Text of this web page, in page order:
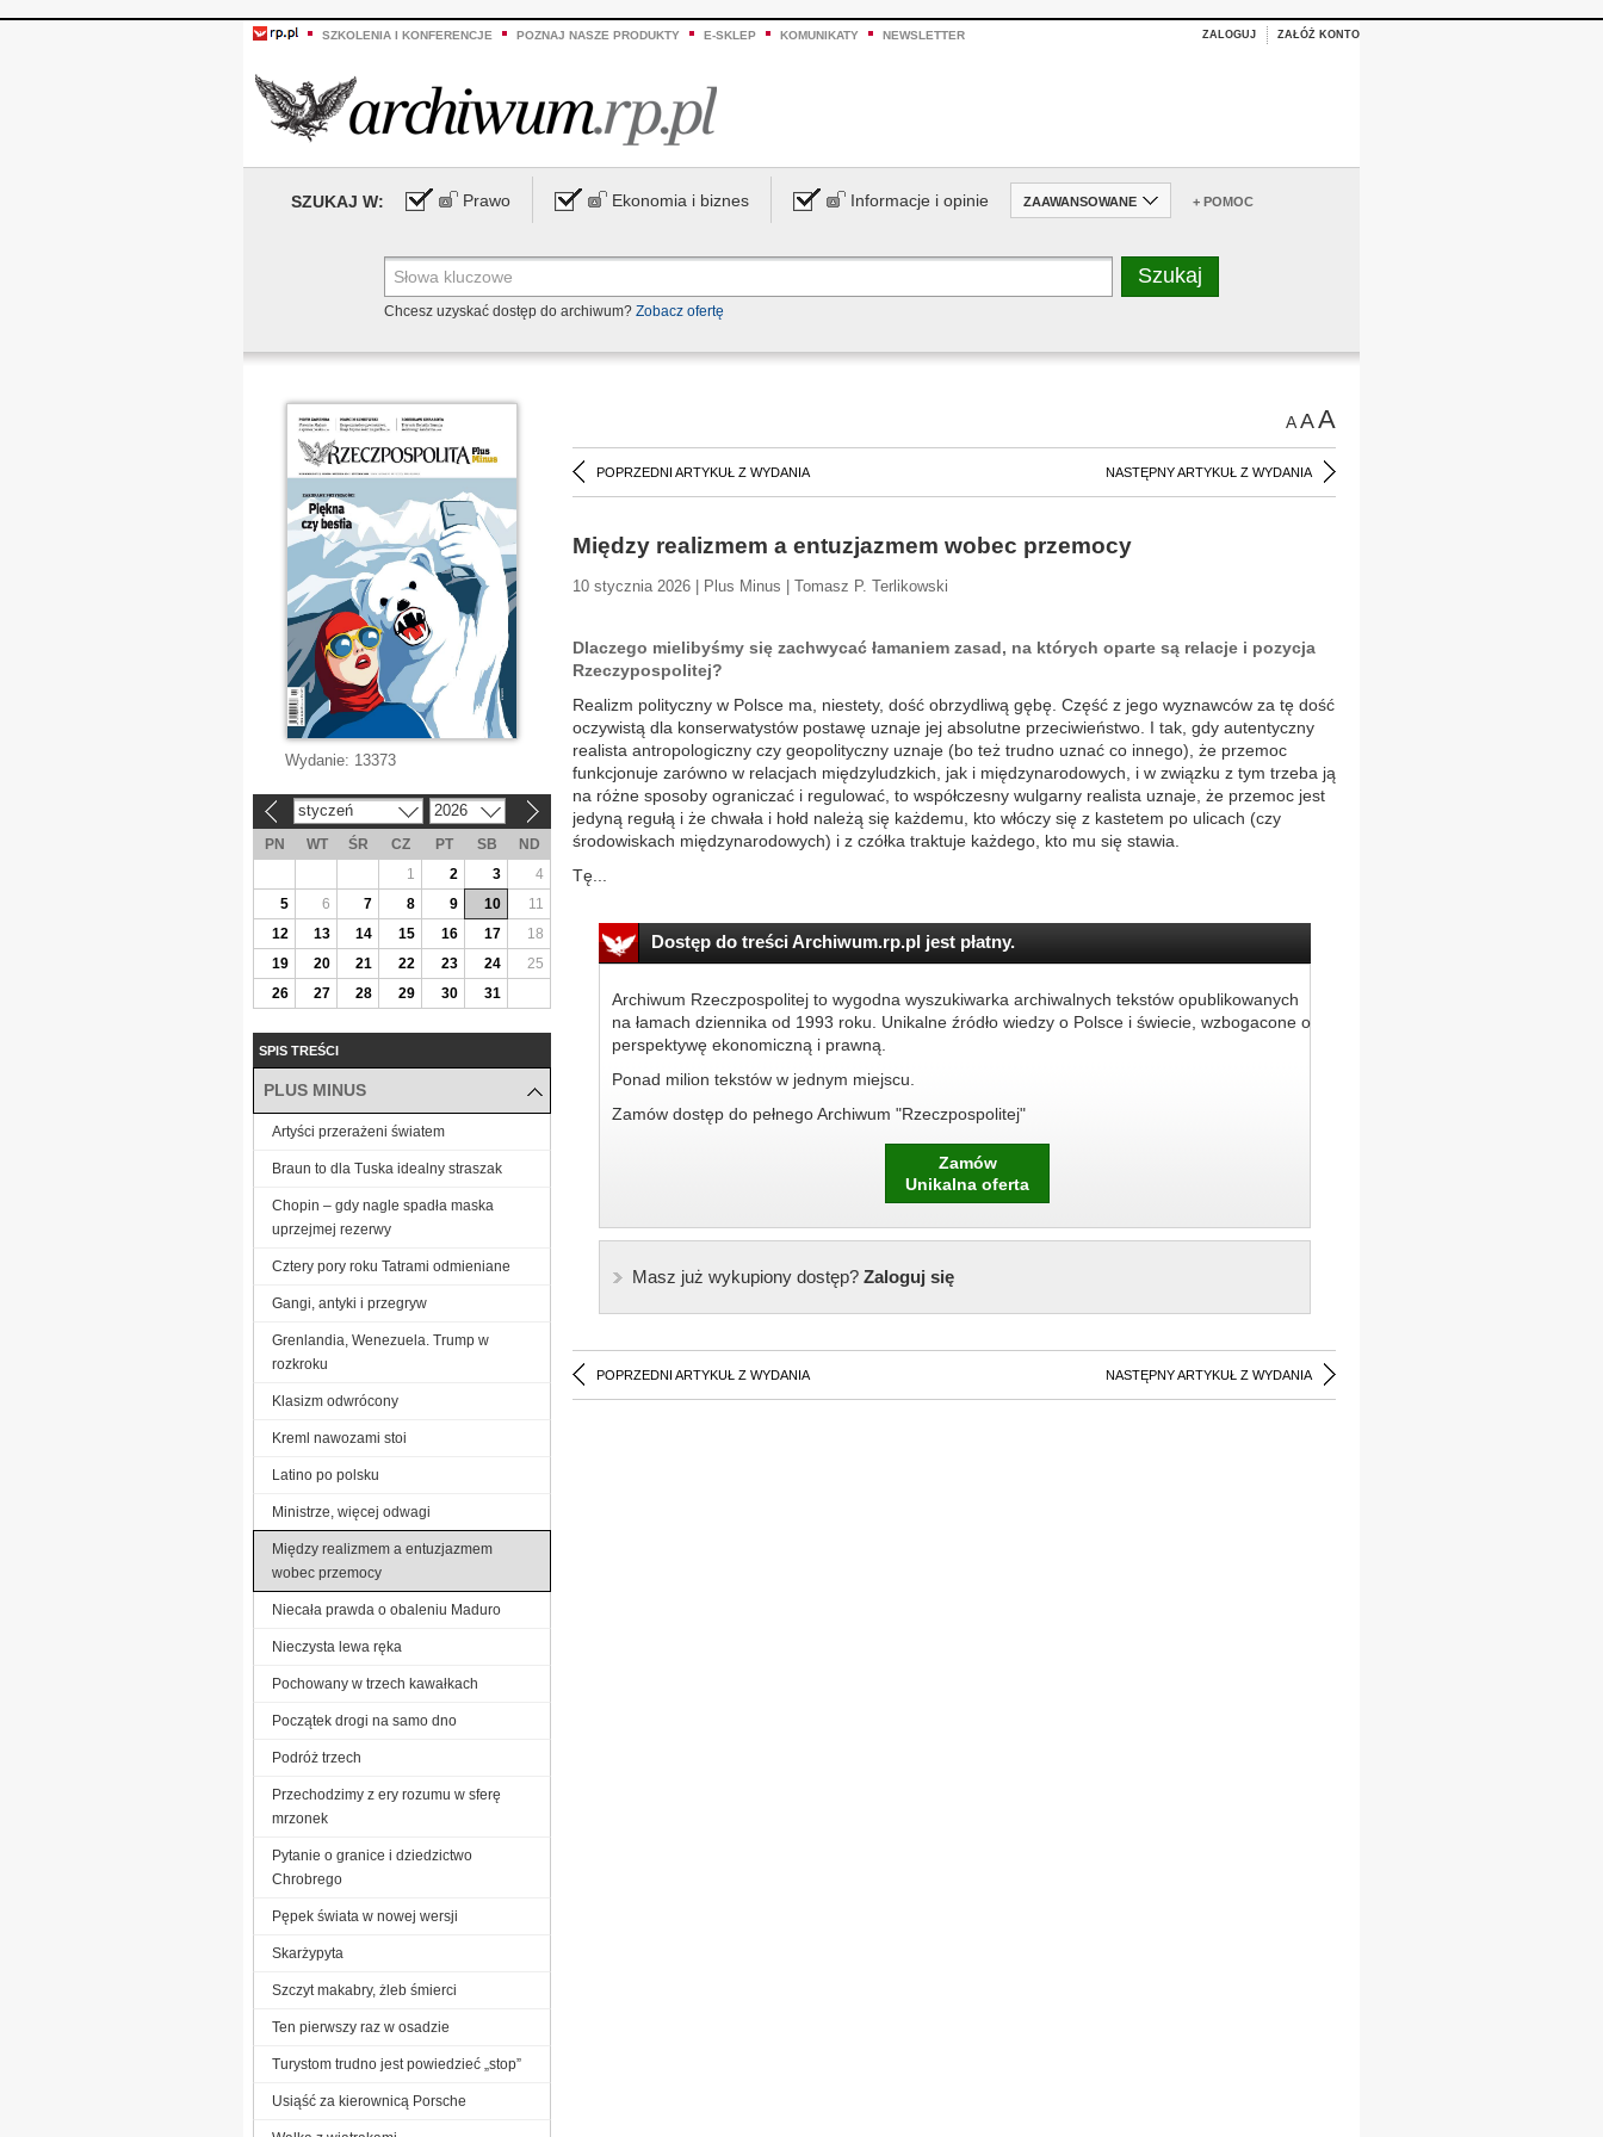
SZKOLENIA I KONFERENCJE POZNAJ NASZE PRODUKTY E-SKLEP KOMUNIKATY NEWSLETTER ZALOGUJ ZAŁÓŻ KONTO
SZUKAJ W: Prawo Ekonomia i biznes Informacje i opinie ZAAWANSOWANE + POMOC
Chcesz uzyskać dostęp do archiwum? Zobacz ofertę
AAA
POPRZEDNI ARTYKUŁ Z WYDANIA NASTĘPNY ARTYKUŁ Z WYDANIA
Między realizmem a entuzjazmem wobec przemocy
10 stycznia 2026 | Plus Minus | Tomasz P. Terlikowski
Dlaczego mielibyśmy się zachwycać łamaniem zasad, na których oparte są relacje i pozycja
Rzeczypospolitej?
Realizm polityczny w Polsce ma, niestety, dość obrzydliwą gębę. Część z jego wyznawców za tę dość
oczywistą dla konserwatystów postawę uznaje jej absolutne przeciwieństwo. I tak, gdy autentyczny
realista antropologiczny czy geopolityczny uznaje (bo też trudno uznać co innego), że przemoc
funkcjonuje zarówno w relacjach międzyludzkich, jak i międzynarodowych, i w związku z tym trzeba ją
na różne sposoby ograniczać i regulować, to współczesny wulgarny realista uznaje, że przemoc jest
jedyną regułą i że chwała i hołd należą się każdemu, kto włóczy się z kastetem po ulicach (czy
środowiskach międzynarodowych) i z czółka traktuje każdego, kto mu się stawia.
Tę...
Dostęp do treści Archiwum.rp.pl jest płatny.
Archiwum Rzeczpospolitej to wygodna wyszukiwarka archiwalnych tekstów opublikowanych
na łamach dziennika od 1993 roku. Unikalne źródło wiedzy o Polsce i świecie, wzbogacone o
perspektywę ekonomiczną i prawną.
Ponad milion tekstów w jednym miejscu.
Zamów dostęp do pełnego Archiwum "Rzeczpospolitej"
Zamów
Unikalna oferta
Masz już wykupiony dostęp?Zaloguj się
POPRZEDNI ARTYKUŁ Z WYDANIA NASTĘPNY ARTYKUŁ Z WYDANIA
Wydanie: 13373
styczeń 2026
PN WT ŚR CZ PT SB
ND
1
2 3
4
5
6 7 8 9 10
11
12
13 14 15 16 17
18
19
20 21 22 23 24
25
26
27 28 29 30 31
SPIS TREŚCI
PLUS MINUS
Artyści przerażeni światem
Braun to dla Tuska idealny straszak
Chopin – gdy nagle spadła maska
uprzejmej rezerwy
Cztery pory roku Tatrami odmieniane
Gangi, antyki i przegryw
Grenlandia, Wenezuela. Trump w
rozkroku
Klasizm odwrócony
Kreml nawozami stoi
Latino po polsku
Ministrze, więcej odwagi
Między realizmem a entuzjazmem
wobec przemocy
Niecała prawda o obaleniu Maduro
Nieczysta lewa ręka
Pochowany w trzech kawałkach
Początek drogi na samo dno
Podróż trzech
Przechodzimy z ery rozumu w sferę
mrzonek
Pytanie o granice i dziedzictwo
Chrobrego
Pępek świata w nowej wersji
Skarżypyta
Szczyt makabry, żleb śmierci
Ten pierwszy raz w osadzie
Turystom trudno jest powiedzieć „stop”
Usiąść za kierownicą Porsche